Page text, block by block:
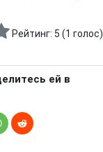
Рейтинг: 5 (1 голос)
ей в